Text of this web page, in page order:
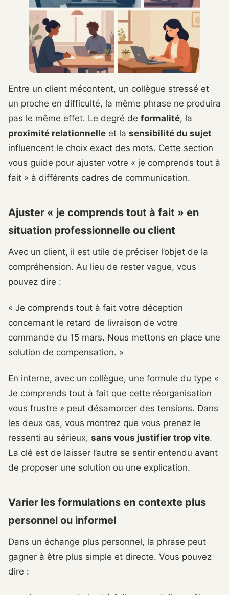
Entre un client mécontent, un collègue stressé et
un proche en difficulté, la même phrase ne produira
pas le même effet. Le degré de formalité, la
proximité relationnelle et la sensibilité du sujet
influencent le choix exact des mots. Cette section
vous guide pour ajuster votre « je comprends tout à
fait » à différents cadres de communication.
Ajuster « je comprends tout à fait » en
situation professionnelle ou client
Avec un client, il est utile de préciser l’objet de la
compréhension. Au lieu de rester vague, vous
pouvez dire :
« Je comprends tout à fait votre déception
concernant le retard de livraison de votre
commande du 15 mars. Nous mettons en place une
solution de compensation. »
En interne, avec un collègue, une formule du type «
Je comprends tout à fait que cette réorganisation
vous frustre » peut désamorcer des tensions. Dans
les deux cas, vous montrez que vous prenez le
ressenti au sérieux, sans vous justifier trop vite.
La clé est de laisser l’autre se sentir entendu avant
de proposer une solution ou une explication.
Varier les formulations en contexte plus
personnel ou informel
Dans un échange plus personnel, la phrase peut
gagner à être plus simple et directe. Vous pouvez
dire :